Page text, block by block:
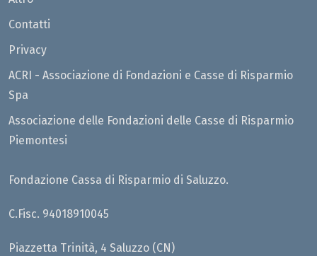
Contatti
Privacy
ACRI - Associazione di Fondazioni e Casse di Risparmio
Spa
Associazione delle Fondazioni delle Casse di Risparmio
Piemontesi
Fondazione Cassa di Risparmio di Saluzzo.
C.Fisc. 94018910045
Piazzetta Trinità, 4 Saluzzo (CN)